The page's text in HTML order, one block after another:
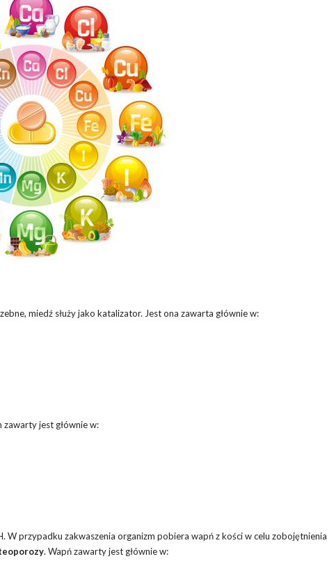
miedź służy jako katalizator. Jest ona zawarta głównie w:
zawarty jest głównie w:
W przypadku zakwaszenia organizm pobiera wapń z kości w celu zobojętnienia
. Wapń zawarty jest głównie w: